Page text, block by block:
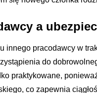
a
innego pracodawcy w
do
praktykowane,
co zapewnia